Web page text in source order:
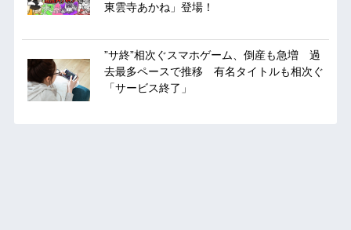
東雲寺あかね」登場！
”サ終”相次ぐスマホゲーム、倒産も急増 過
去最多ペースで推移 有名タイトルも相次ぐ
「サービス終了」